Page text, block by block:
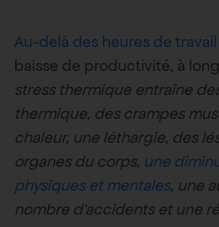
Au-delà des heures de
baisse de productivité, à
stress thermique entraîne
thermique, des crampes
chaleur, une léthargie, des
organes du corps, une
physiques et mentales, une
nombre d’accidents et une